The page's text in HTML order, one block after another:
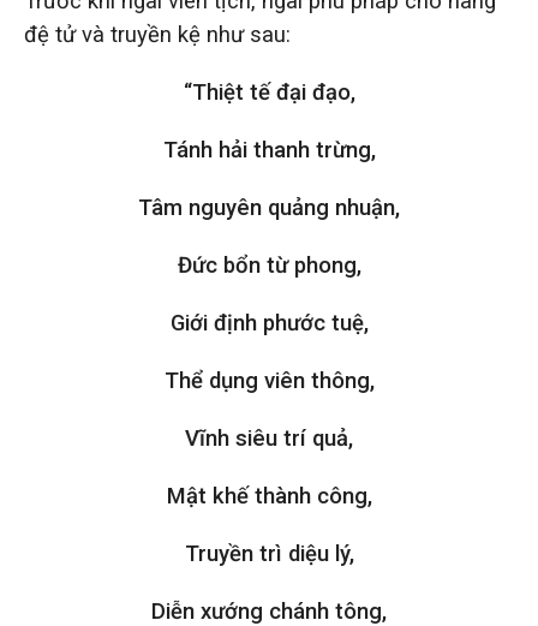
đệ tử và truyền kệ như sau:
“Thiệt tế đại đạo,
Tánh hải thanh trừng,
Tâm nguyên quảng nhuận,
Đức bổn từ phong,
Giới định phước tuệ,
Thể dụng viên thông,
Vĩnh siêu trí quả,
Mật khế thành công,
Truyền trì diệu lý,
Diễn xướng chánh tông,